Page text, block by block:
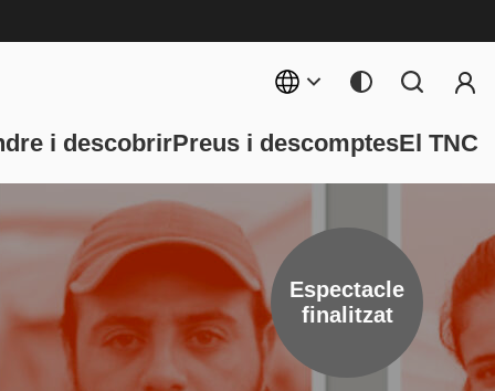
i descobrirPreus i descomptesEl TNC
Espectacle
finalitzat